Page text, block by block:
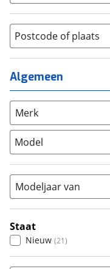
Jeugdfiets (0)
Kinderfiets (0)
Ligfiets (0)
Mountainbike
Overig (0)
Racefiets
Stadsfiets (21)
Tandem
Vouwfiets (0)
Jongens
Lage instap (0)
Meisjes
Postcode of plaats
Algemeen
Merk
Model
Modeljaar van
Staat
Nieuw (21)